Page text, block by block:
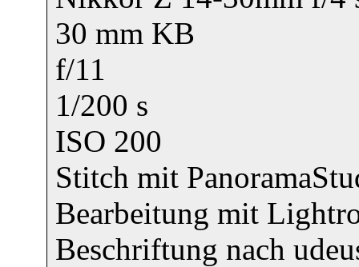
30 mm KB
f/11
1/200 s
ISO 200
Stitch mit
Bearbeitung mit
Beschriftung nach